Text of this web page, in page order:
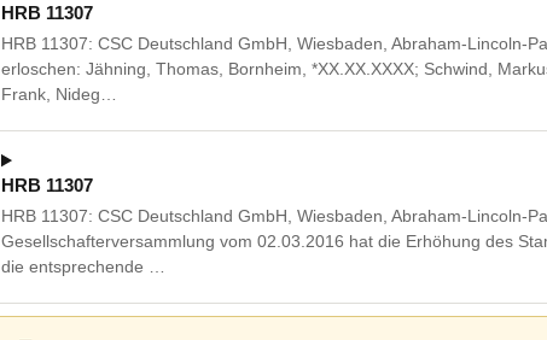
HRB 11307
HRB 11307: CSC Deutschland GmbH, Wiesbaden, Abraham-Lincoln-
erloschen: Jähning, Thomas, Bornheim, *XX.XX.XXXX; Schwind,
Frank, Nideg…
HRB 11307
HRB 11307: CSC Deutschland GmbH, Wiesbaden, Abraham-Lincoln-
Gesellschafterversammlung vom 02.03.2016 hat die Erhöhung des
die entsprechende …